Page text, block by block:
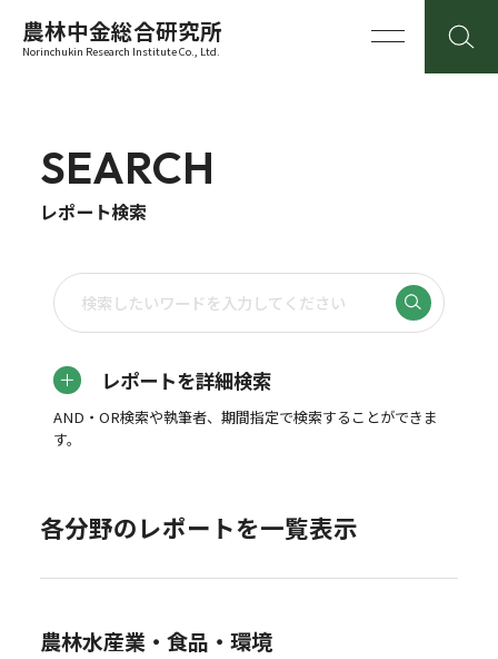
農林中金総合研究所
Norinchukin Research Institute Co., Ltd.
SEARCH
レポート検索
レポートを詳細検索
AND・OR検索や執筆者、期間指定で検索することができま
す。
各分野のレポートを一覧表示
農林水産業・食品・環境